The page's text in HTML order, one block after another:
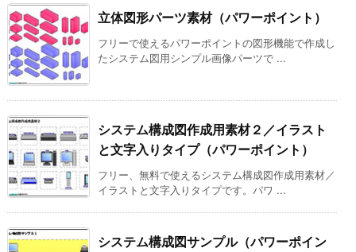
立体図形パーツ素材（パワーポイント）
フリーで使えるパワーポイントの図形機能で作成し
たシステム図用シンプル画像パーツで ...
システム構成図作成用素材２／イラスト
と文字入りタイプ（パワーポイント）
フリー、無料で使えるシステム構成図作成用素材／
イラストと文字入りタイプです。パワ ...
システム構成図サンプル（パワーポイン